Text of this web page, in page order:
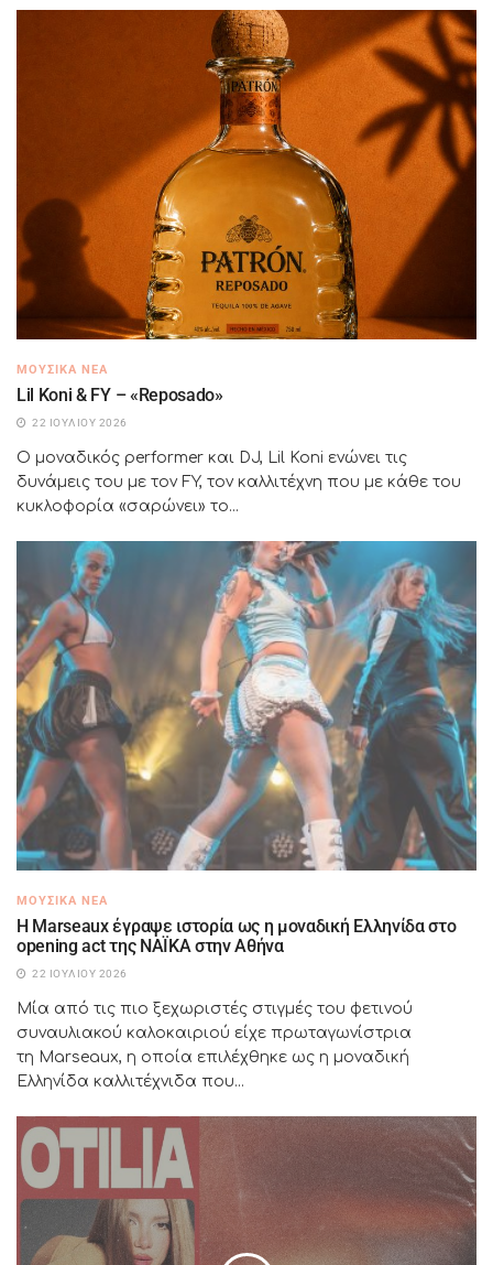
ΜΟΥΣΙΚΆ ΝΈΑ
Lil Koni & FY – «Reposado»
22 ΙΟΥΛΊΟΥ 2026
Ο μοναδικός performer και DJ, Lil Koni ενώνει τις
δυνάμεις του με τον FY, τον καλλιτέχνη που με κάθε του
κυκλοφορία «σαρώνει» το...
ΜΟΥΣΙΚΆ ΝΈΑ
H Marseaux έγραψε ιστορία ως η μοναδική Ελληνίδα στο
opening act της NAÏKA στην Αθήνα
22 ΙΟΥΛΊΟΥ 2026
Μία από τις πιο ξεχωριστές στιγμές του φετινού
συναυλιακού καλοκαιριού είχε πρωταγωνίστρια
τη Marseaux, η οποία επιλέχθηκε ως η μοναδική
Ελληνίδα καλλιτέχνιδα που...